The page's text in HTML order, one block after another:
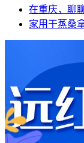
在重庆，聊
家用干蒸桑